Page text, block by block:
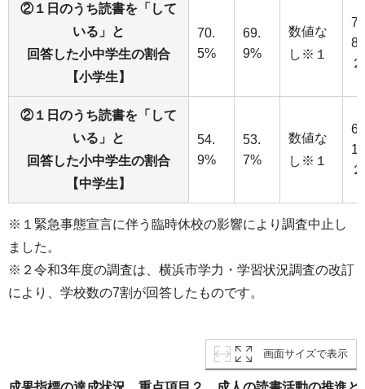
②１日のうち読書を「して
いる」と
回答した小中学生の割合
【小学生】
70.
5%
69.
9%
数値な
し※１
２
②１日のうち読書を「して
いる」と
回答した小中学生の割合
【中学生】
54.
9%
53.
7%
数値な
し※１
２
※１緊急事態宣言に伴う臨時休校の影響により調査中止し
ました。
※２令和3年度の調査は、横浜市学力・学習状況調査の改訂
により、学校数の7割が回答したものです。
画面サイズで表示